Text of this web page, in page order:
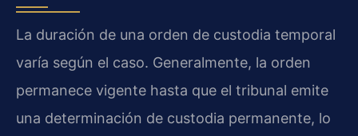
La duración de una orden de custodia temporal
varía según el caso. Generalmente, la orden
permanece vigente hasta que el tribunal emite
una determinación de custodia permanente, lo